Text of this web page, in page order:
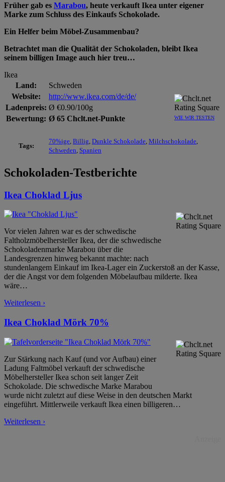
Früher gab es Marabou, heute verkauft Ikea unter eigener
Marke zum Schluss des Einkaufs Schokolade.
Ein Helfer beim Möbel-Zusammenbau?
Betrachtet man die Qualität der Schokoladen, bleibt Ikea
seinem billigen Image auch hier treu…
Ikea
Land:
Schweden
WIE WIR TESTEN
Website:
http://www.ikea.com/de/de/
Ladenpreis: Ø €0.90/100g
Bewertung: Ø 65 Chclt.net-Punkte
Tags:
70%ige Billig Dunkle Schokolade Milchschokolade
Schweden Spanien
Schokoladen-Testberichte
Ikea Choklad Ljus
Vor vielen Jahren war es der schwedische
Faltholzmöbelhersteller Ikea, der die schwedische
Schokoladenmarke Marabou über die
Landesgrenzen hinweg bekannt machte: nach
stundenlangem Einkauf im Ikea-Lager ein Zuckerstoß an der Kasse,
der die Angst vor dem folgenden Möbelaufbau milderte. Ikea
wäre…
Weiterlesen ›
Ikea Choklad Mörk 70%
Zur Stärkung nach Kauf (und vor Aufbau) einer
Ladung Faltmöbel verkauft der schwedische
Möbelhersteller Ikea schon seit langer Zeit
Schokolade. Die schwedische Marke Marabou
wurde nicht zuletzt auf diese Weise in den deutschen Markt
eingeführt. Mittlerweile verkauft Ikea einen billigeren…
Weiterlesen ›